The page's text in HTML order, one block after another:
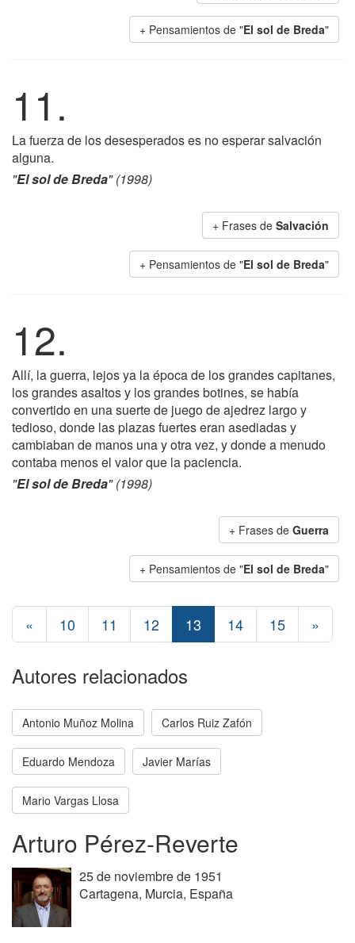
+ Pensamientos de "El sol de Breda"
11.
La fuerza de los desesperados es no esperar salvación
alguna.
"El sol de Breda" (1998)
+ Frases de Salvación
+ Pensamientos de "El sol de Breda"
12.
Allí, la guerra, lejos ya la época de los grandes capitanes,
los grandes asaltos y los grandes botines, se había
convertido en una suerte de juego de ajedrez largo y
tedioso, donde las plazas fuertes eran asediadas y
cambiaban de manos una y otra vez, y donde a menudo
contaba menos el valor que la paciencia.
"El sol de Breda" (1998)
+ Frases de Guerra
+ Pensamientos de "El sol de Breda"
« 10 11 12 13 14 15 »
Autores relacionados
Antonio Muñoz Molina Carlos Ruiz Zafón
Eduardo Mendoza Javier Marías
Mario Vargas Llosa
Arturo Pérez-Reverte
25 de noviembre de 1951
Cartagena, Murcia, España